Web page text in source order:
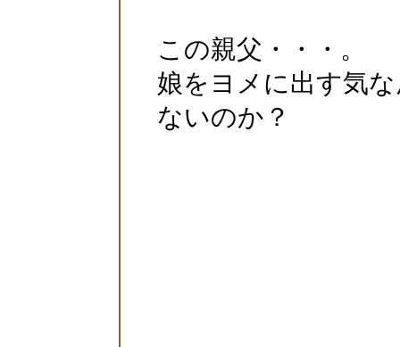
この親父・・・。
娘をヨメに出す気
ないのか？